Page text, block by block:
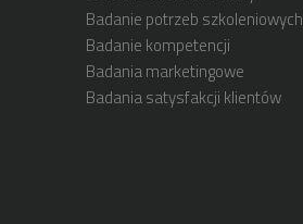
Badanie potrzeb szkoleniowych
Badanie kompetencji
Badania marketingowe
Badania satysfakcji klientów